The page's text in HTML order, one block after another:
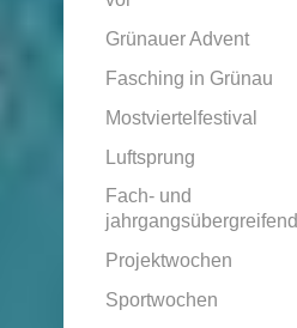
Grünauer Advent
Fasching in Grünau
Mostviertelfestival
Luftsprung
Fach- und
jahrgangsübergreifend
Projektwochen
Sportwochen